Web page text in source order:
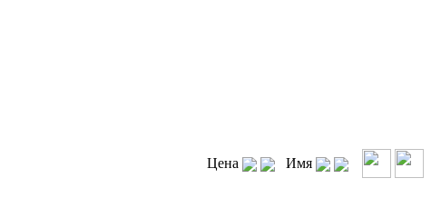
Цена
Имя